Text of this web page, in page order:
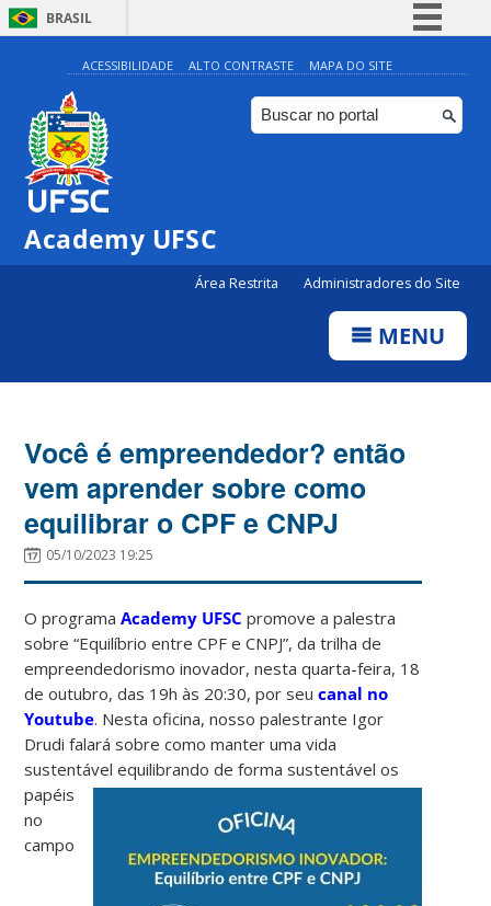
BRASIL
Simplifique!
Comunica BR
Participe
ACESSIBILIDADE ALTO CONTRASTE MAPA DO SITE
Academy UFSC
Área Restrita Administradores do Site
MENU
Você é empreendedor? então
vem aprender sobre como
equilibrar o CPF e CNPJ
05/10/2023 19:25
O programaAcademy UFSCpromove a palestra
sobre “Equilíbrio entre CPF e CNPJ”, da trilha de
empreendedorismo inovador, nesta quarta-feira, 18
de outubro, das 19h às 20:30, por seucanal no
Youtube. Nesta oficina, nosso palestrante Igor
Drudi falará sobre como manter uma vida
sustentável equilibrando de forma sustentável os
papéis
no
campo